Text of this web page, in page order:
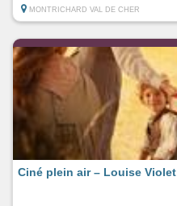
MONTRICHARD VAL DE CHER
Ciné plein air – Louise Violet